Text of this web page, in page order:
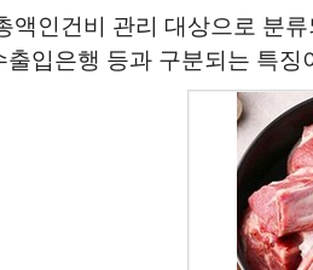
인건비 관리 대상으로 분
입은행 등과 구분되는 특징